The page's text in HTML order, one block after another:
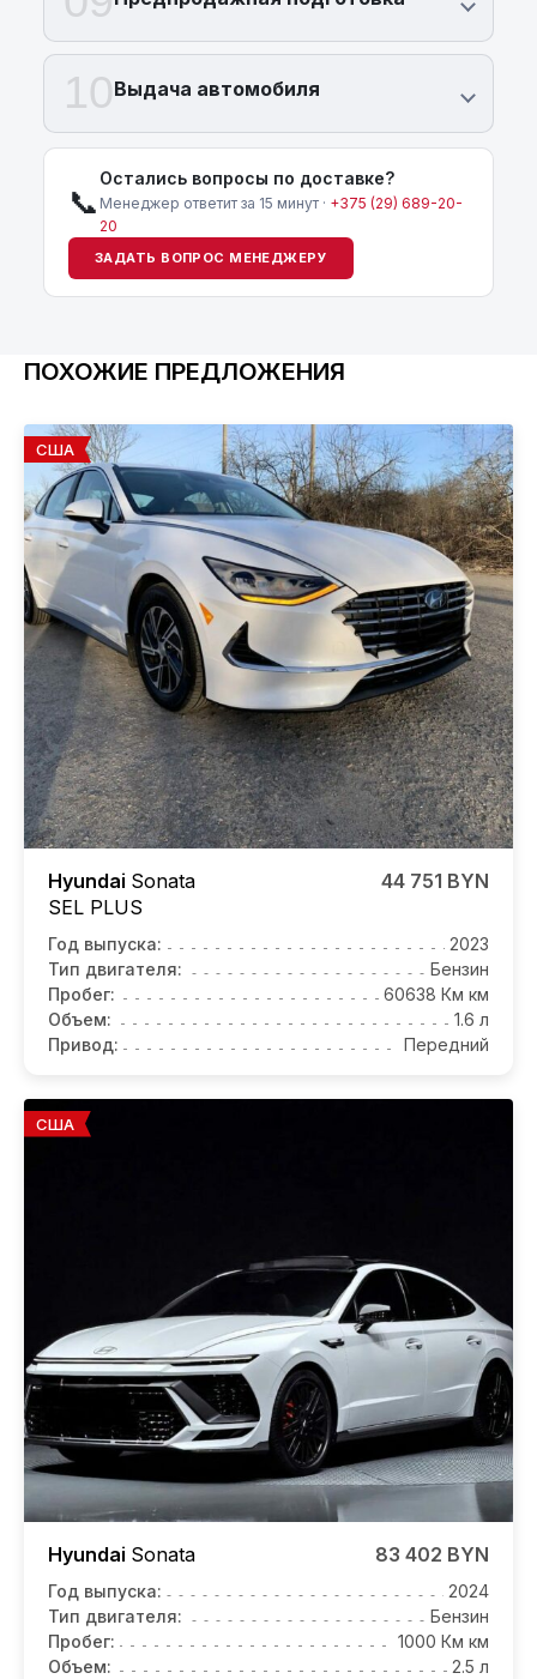
10Выдача автомобиля
📞
Остались вопросы по доставке?
Менеджер ответит за 15 минут · +375 (29) 689-20-
20
ЗАДАТЬ ВОПРОС МЕНЕДЖЕРУ
ПОХОЖИЕ ПРЕДЛОЖЕНИЯ
США
Hyundai Sonata
SEL PLUS
44 751 BYN
Год выпуска:
2023
Тип двигателя:
Бензин
Пробег:
60638 Км км
Объем:
1.6 л
Привод:
Передний
США
Hyundai Sonata 83 402 BYN
Год выпуска:
2024
Тип двигателя:
Бензин
Пробег:
1000 Км км
Объем:
2.5 л